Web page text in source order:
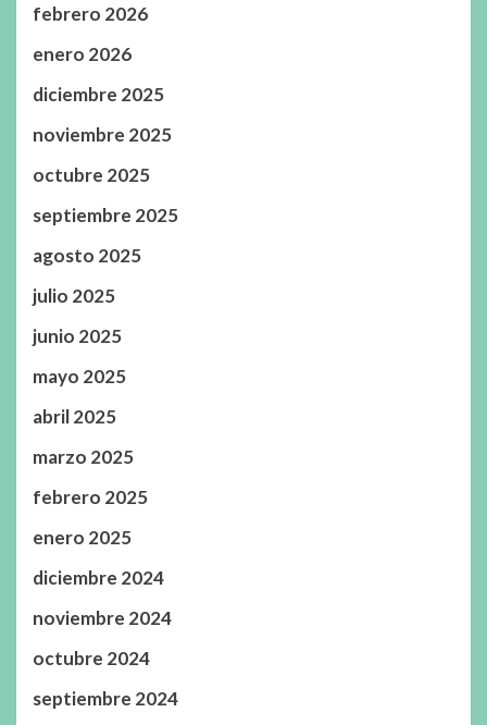
febrero 2026
enero 2026
diciembre 2025
noviembre 2025
octubre 2025
septiembre 2025
agosto 2025
julio 2025
junio 2025
mayo 2025
abril 2025
marzo 2025
febrero 2025
enero 2025
diciembre 2024
noviembre 2024
octubre 2024
septiembre 2024